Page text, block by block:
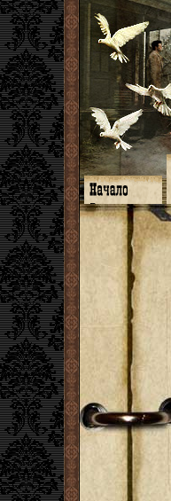
Главная
Программа
Форум
Facebook
Гостевая